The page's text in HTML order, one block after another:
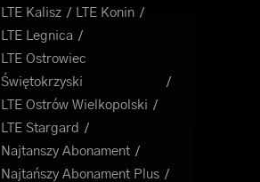
LTE Kalisz
LTE Konin
LTE Legnica
LTE Ostrowiec
Świętokrzyski
LTE Ostrów Wielkopolski
LTE Stargard
Najtanszy Abonament
Najtańszy Abonament Plus